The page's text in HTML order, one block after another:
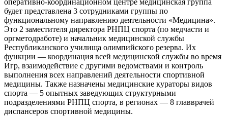
будет представлена 3 сотрудниками группы по
функциональному направлению деятельности «Медицина».
Это 2 заместителя директора РНПЦ спорта (по медчасти и
оргметодработе) и начальник медицинской службы
Республиканского училища олимпийского резерва. Их
функции — координация всей медицинской службы во время
Игр, взаимодействие с другими ведомствами и контроль
выполнения всех направлений деятельности спортивной
медицины. Также назначены медицинские кураторы видов
спорта — 5 опытных заведующих структурными
подразделениями РНПЦ спорта, в регионах — 8 главврачей
диспансеров спортивной медицины.